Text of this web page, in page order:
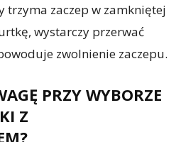
trzyma zaczep w zamkniętej
wystarczy przerwać
zwolnienie zaczepu.
PRZY WYBORZE
Z